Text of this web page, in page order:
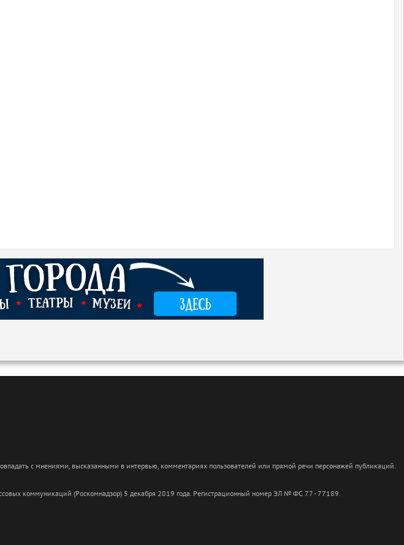
с мнениями, высказанными в интервью, комментариях пользователей или прямой речи персонажей публикаций.
коммуникаций (Роскомнадзор) 5 декабря 2019 года. Регистрационный номер ЭЛ № ФС 77 - 77189.